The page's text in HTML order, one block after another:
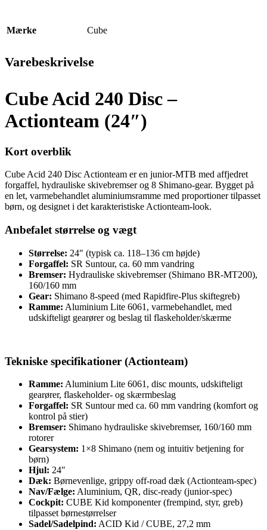
Mærke Cube
Varebeskrivelse
Cube Acid 240 Disc –
Actionteam (24″)
Kort overblik
Cube Acid 240 Disc Actionteam er en junior-MTB med affjedret
forgaffel, hydrauliske skivebremser og 8 Shimano-gear. Bygget på
en let, varmebehandlet aluminiumsramme med proportioner tilpasset
børn, og designet i det karakteristiske Actionteam-look.
Anbefalet størrelse og vægt
Størrelse: 24″ (typisk ca. 118–136 cm højde)
Forgaffel: SR Suntour, ca. 60 mm vandring
Bremser: Hydrauliske skivebremser (Shimano BR-MT200),
160/160 mm
Gear: Shimano 8-speed (med Rapidfire-Plus skiftegreb)
Ramme: Aluminium Lite 6061, varmebehandlet, med
udskifteligt gearører og beslag til flaskeholder/skærme
Tekniske specifikationer (Actionteam)
Ramme: Aluminium Lite 6061, disc mounts, udskifteligt
gearører, flaskeholder- og skærmbeslag
Forgaffel: SR Suntour med ca. 60 mm vandring (komfort og
kontrol på stier)
Bremser: Shimano hydrauliske skivebremser, 160/160 mm
rotorer
Gearsystem: 1×8 Shimano (nem og intuitiv betjening for
børn)
Hjul: 24″
Dæk: Børnevenlige, grippy off-road dæk (Actionteam-spec)
Nav/Fælge: Aluminium, QR, disc-ready (junior-spec)
Cockpit: CUBE Kid komponenter (frempind, styr, greb)
tilpasset børnestørrelser
Sadel/Sadelpind: ACID Kid / CUBE, 27,2 mm